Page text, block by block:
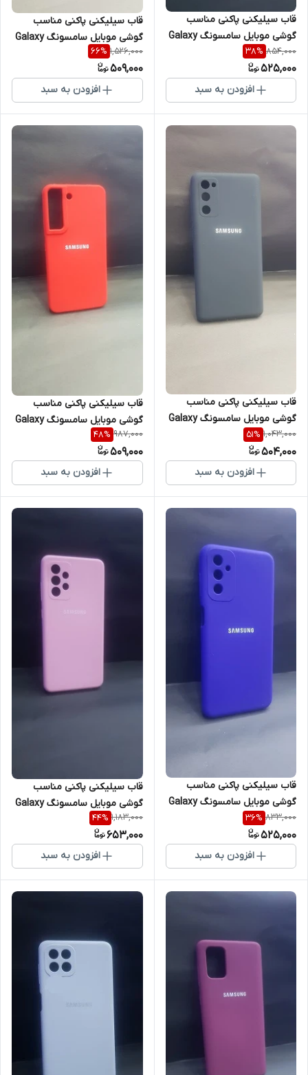
قاب سیلیکنی پاکنی مناسب
گوشی موبایل سامسونگ Galaxy
M33
854,000
38%
525,000
افزودن به سبد
قاب سیلیکنی پاکنی مناسب
گوشی موبایل سامسونگ Galaxy
S21 Ultra
1,526,000
66%
509,000
افزودن به سبد
قاب سیلیکنی پاکنی مناسب
گوشی موبایل سامسونگ Galaxy
S20 fe
1,043,000
51%
504,000
افزودن به سبد
قاب سیلیکنی پاکنی مناسب
گوشی موبایل سامسونگ Galaxy
S22 Plus
987,000
48%
509,000
افزودن به سبد
قاب سیلیکنی پاکنی مناسب
گوشی موبایل سامسونگ Galaxy
A13 4G
833,000
36%
525,000
افزودن به سبد
قاب سیلیکنی پاکنی مناسب
گوشی موبایل سامسونگ Galaxy
A23 5G
1,183,000
44%
653,000
افزودن به سبد